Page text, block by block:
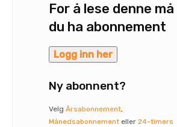
For å lese denne må
du ha abonnement
Logg inn her
Ny abonnent?
Velg Årsabonnement,
Månedsabonnement eller 24-timers